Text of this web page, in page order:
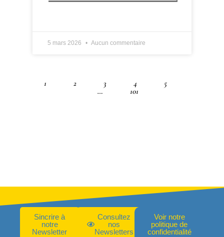
5 mars 2026 Aucun commentaire
1 2 3 4
5
…
101
Sincrire à
notre
Newsletter
Consultez
nos
Newsletters
Voir notre
politique de
confidentialité